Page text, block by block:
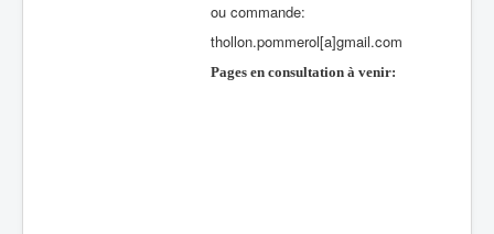
ou commande:
thollon.pommerol[a]gmail.com
Pages en consultation à venir: